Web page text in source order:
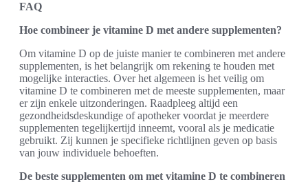
FAQ
Hoe combineer je vitamine D met andere supplementen?
Om vitamine D op de juiste manier te combineren met andere
supplementen, is het belangrijk om rekening te houden met
mogelijke interacties. Over het algemeen is het veilig om
vitamine D te combineren met de meeste supplementen, maar
er zijn enkele uitzonderingen. Raadpleeg altijd een
gezondheidsdeskundige of apotheker voordat je meerdere
supplementen tegelijkertijd inneemt, vooral als je medicatie
gebruikt. Zij kunnen je specifieke richtlijnen geven op basis
van jouw individuele behoeften.
De beste supplementen om met vitamine D te combineren